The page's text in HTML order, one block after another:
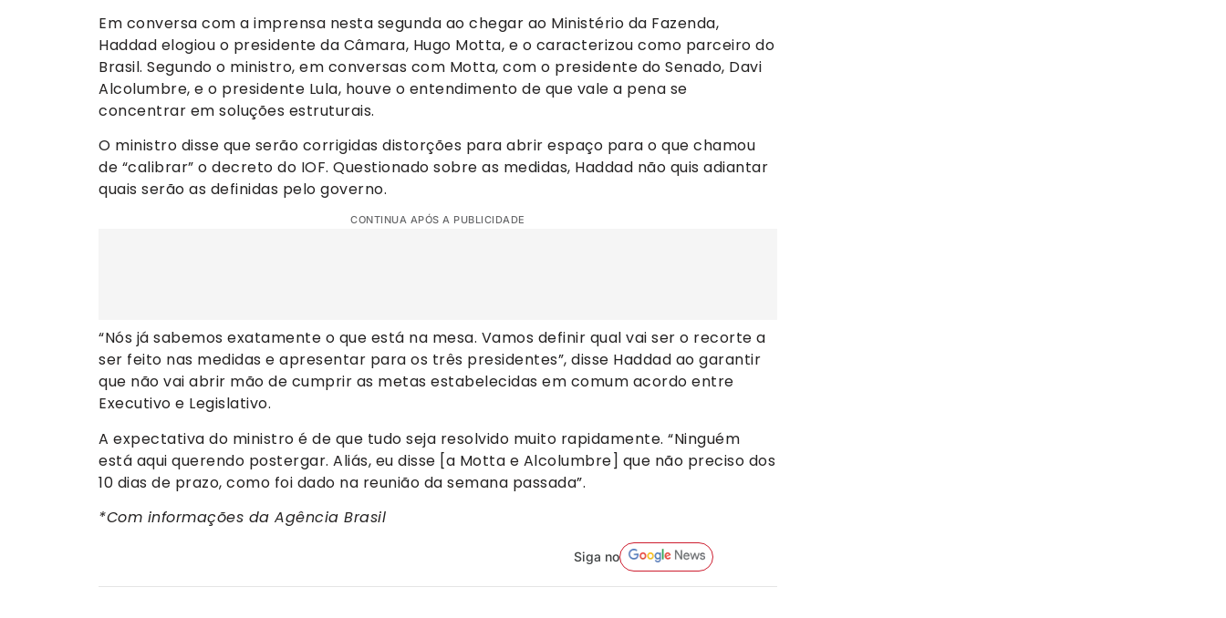
Em conversa com a imprensa nesta segunda ao chegar ao Ministério da Fazenda,
Haddad elogiou o presidente da Câmara, Hugo Motta, e o caracterizou como parceiro do
Brasil. Segundo o ministro, em conversas com Motta, com o presidente do Senado, Davi
Alcolumbre, e o presidente Lula, houve o entendimento de que vale a pena se
concentrar em soluções estruturais.
O ministro disse que serão corrigidas distorções para abrir espaço para o que chamou
de “calibrar” o decreto do IOF. Questionado sobre as medidas, Haddad não quis adiantar
quais serão as definidas pelo governo.
CONTINUA APÓS A PUBLICIDADE
“Nós já sabemos exatamente o que está na mesa. Vamos definir qual vai ser o recorte a
ser feito nas medidas e apresentar para os três presidentes”, disse Haddad ao garantir
que não vai abrir mão de cumprir as metas estabelecidas em comum acordo entre
Executivo e Legislativo.
A expectativa do ministro é de que tudo seja resolvido muito rapidamente. “Ninguém
está aqui querendo postergar. Aliás, eu disse [a Motta e Alcolumbre] que não preciso dos
10 dias de prazo, como foi dado na reunião da semana passada”.
*Com informações da Agência Brasil
Siga no